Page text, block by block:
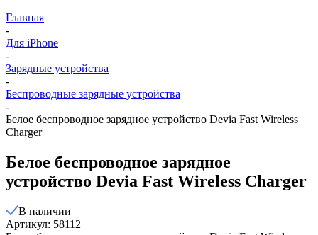
Главная
-
Для iPhone
-
Зарядные устройства
-
Беспроводные зарядные устройства
-
Белое беспроводное зарядное устройство Devia Fast Wireless
Charger
Белое беспроводное зарядное
устройство Devia Fast Wireless Charger
В наличии
Артикул: 58112